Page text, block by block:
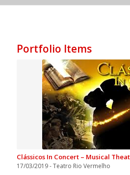
Portfolio Items
Clássicos In Concert – Musical
17/03/2019 - Teatro Rio Vermelho